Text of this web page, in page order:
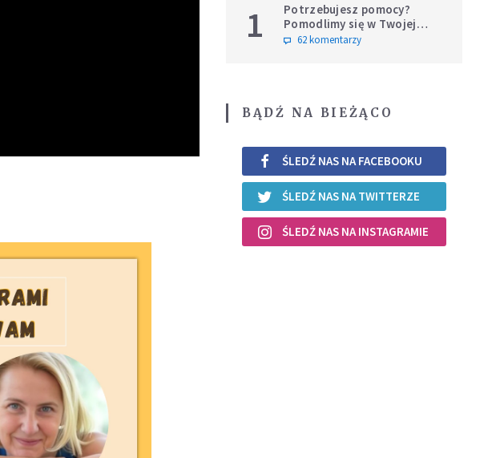
1
Potrzebujesz pomocy?
Pomodlimy się w Twojej
intencji
62 komentarzy
BĄDŹ NA BIEŻĄCO
ŚLEDŹ NAS NA FACEBOOKU
ŚLEDŹ NAS NA TWITTERZE
ŚLEDŹ NAS NA INSTAGRAMIE